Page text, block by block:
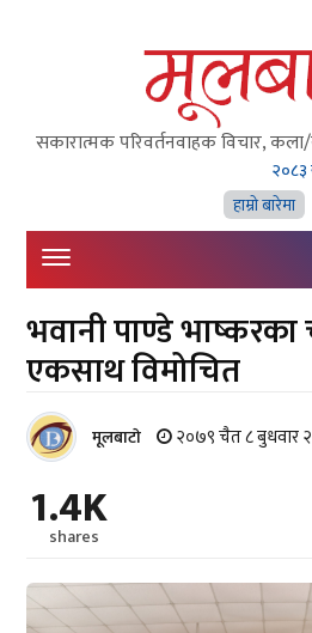
सकारात्मक परिवर्तनवाहक विचार,
२०८३
हाम्राे बारेमा
भवानी पाण्डे
एकसाथ विमोचित
मूलबाटाे २०७९ चैत ८ बुधवार
1.4K
shares